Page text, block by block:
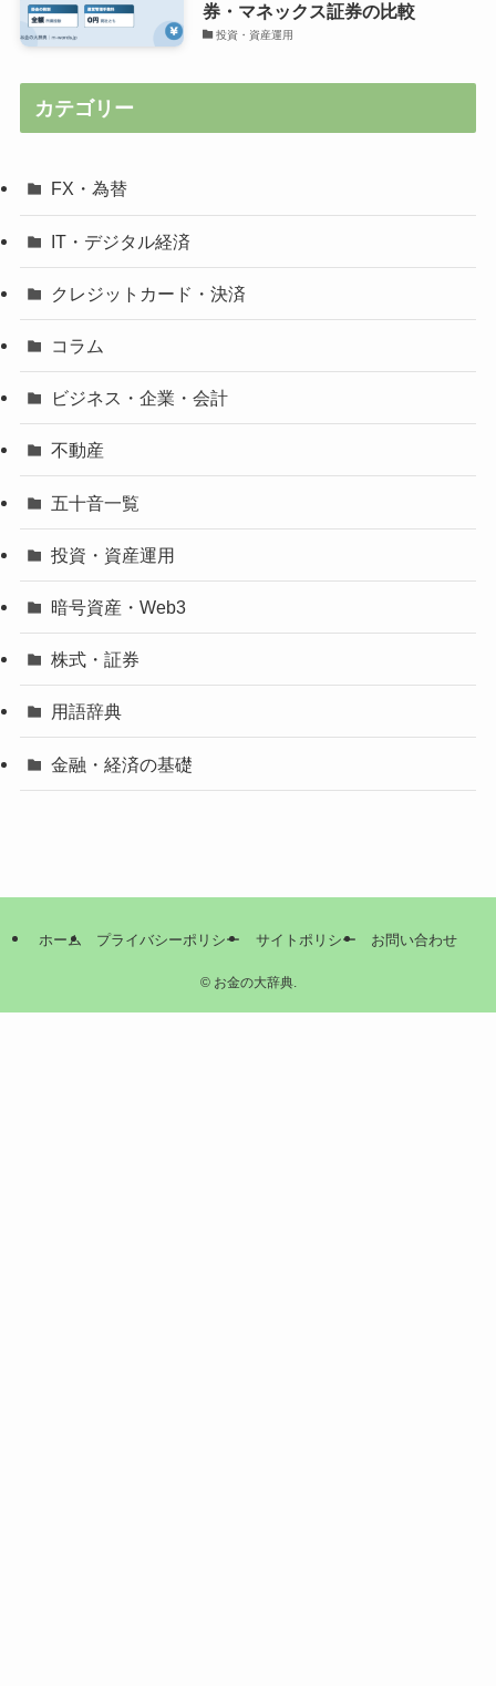
券・マネックス証券の比較
投資・資産運用
カテゴリー
FX・為替
IT・デジタル経済
クレジットカード・決済
コラム
ビジネス・企業・会計
不動産
五十音一覧
投資・資産運用
暗号資産・Web3
株式・証券
用語辞典
金融・経済の基礎
ホーム プライバシーポリシー サイトポリシー お問い合わせ
©お金の大辞典.